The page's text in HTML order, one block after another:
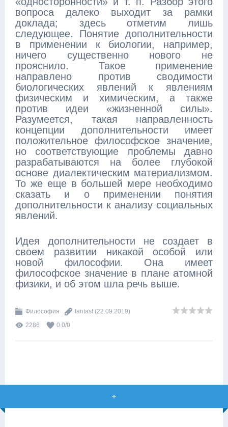
вопроса далеко выходит за рамки
доклада; здесь отметим лишь
следующее. Понятие дополнительности
в применении к биологии, например,
ничего существенно нового не
прояснило. Такое применение
направлено против сводимости
биологических явлений к явлениям
физическим и химическим, а также
против идеи «жизненной силы».
Разумеется, такая направленность
концепции дополнительности имеет
положительное философское значение,
но соответствующие проблемы давно
разрабатываются на более глубокой
основе диалектическим материализмом.
То же еще в большей мере необходимо
сказать и о применении понятия
дополнительности к анализу социальных
явлений.
Идея дополнительности не создает в
своем развитии никакой особой или
новой философии. Она имеет
философское значение в плане атомной
физики, и об этом шла речь выше.
Философия fantast (22.09.2019)
2286
0.0/0
+